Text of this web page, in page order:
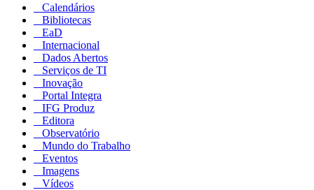
Calendários
Bibliotecas
EaD
Internacional
Dados Abertos
Serviços de TI
Inovação
Portal Integra
IFG Produz
Editora
Observatório
Mundo do Trabalho
Eventos
Imagens
Vídeos